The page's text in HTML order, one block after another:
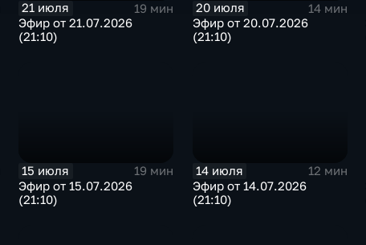
21 июля
19 мин
Эфир от 21.07.2026
(21:10)
20 июля
14 мин
Эфир от 20.07.2026
(21:10)
15 июля
19 мин
Эфир от 15.07.2026
(21:10)
14 июля
12 мин
Эфир от 14.07.2026
(21:10)